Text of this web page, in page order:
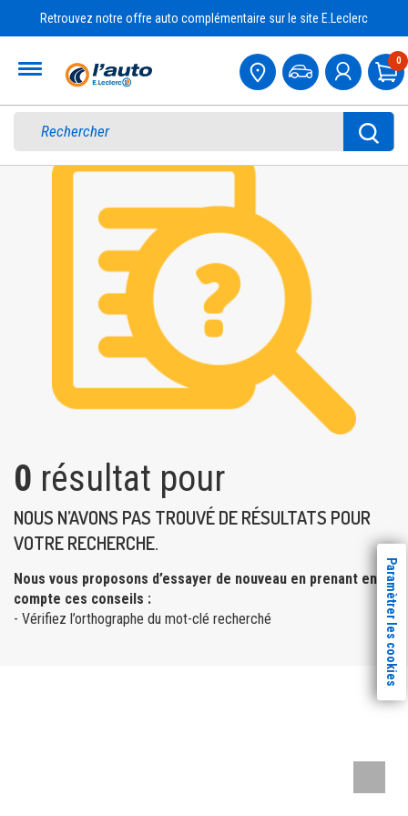
Retrouvez notre offre auto complémentaire sur le site E.Leclerc
0
0 résultat pour
NOUS N’AVONS PAS TROUVÉ DE RÉSULTATS POUR
VOTRE RECHERCHE.
Nous vous proposons d’essayer de nouveau en prenant en
compte ces conseils :
- Vérifiez l’orthographe du mot-clé recherché
Paramètrer les cookies